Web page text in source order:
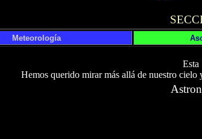
Meteorología
Esta
Hemos querido mirar más allá de nuestro cielo